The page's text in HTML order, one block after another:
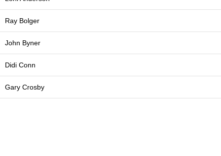
Ray Bolger
John Byner
Didi Conn
Gary Crosby